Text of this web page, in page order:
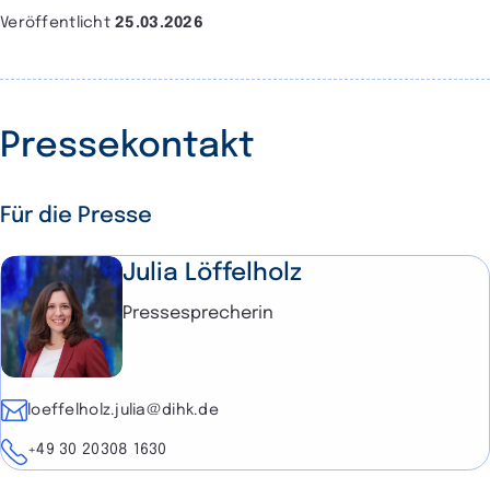
Veröffentlicht25.03.2026
Pressekontakt
Für die Presse
Julia Löffelholz
Pressesprecherin
E-Mailloeffelholz.julia@dihk.de
Telefon
+49 30 20308 1630